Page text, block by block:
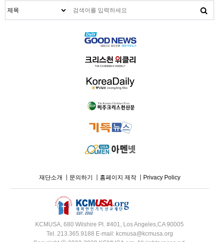
재단소개 문의하기 홈페이지 제작 Privacy Policy
KCMUSA, 680 Wilshire Pl. #401, Los Angeles,CA 90005
Tel. 213.365.9188 E-mail: kcmusa@kcmusa.org